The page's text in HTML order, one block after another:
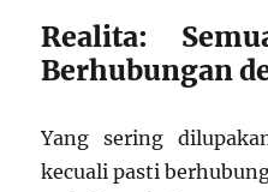
Realita:
Berhubungan
Yang sering
kecuali pasti